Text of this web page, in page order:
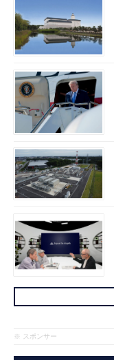
※ スポンサー